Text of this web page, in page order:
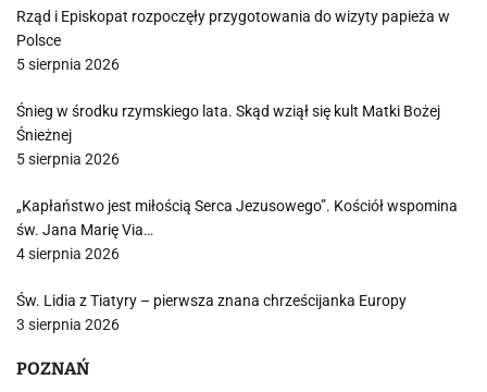
Rząd i Episkopat rozpoczęły przygotowania do wizyty papieża w
Polsce
5 sierpnia 2026
Śnieg w środku rzymskiego lata. Skąd wziął się kult Matki Bożej
Śnieżnej
5 sierpnia 2026
„Kapłaństwo jest miłością Serca Jezusowego”. Kościół wspomina
św. Jana Marię Via…
4 sierpnia 2026
Św. Lidia z Tiatyry – pierwsza znana chrześcijanka Europy
3 sierpnia 2026
POZNAŃ